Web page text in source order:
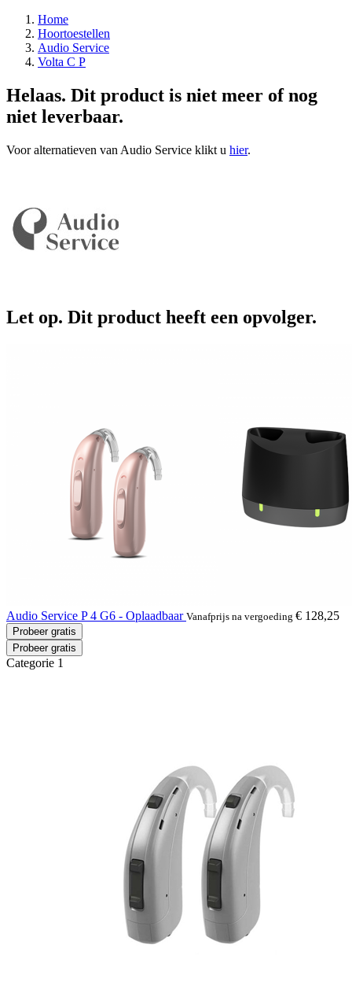
Home
Hoortoestellen
Audio Service
Volta C P
Helaas. Dit product is niet meer of nog
niet leverbaar.
Voor alternatieven van Audio Service klikt u hier.
Let op. Dit product heeft een opvolger.
Audio Service P 4 G6 - Oplaadbaar Vanafprijs na vergoeding € 128,25
Probeer gratis
Probeer gratis
Categorie 1